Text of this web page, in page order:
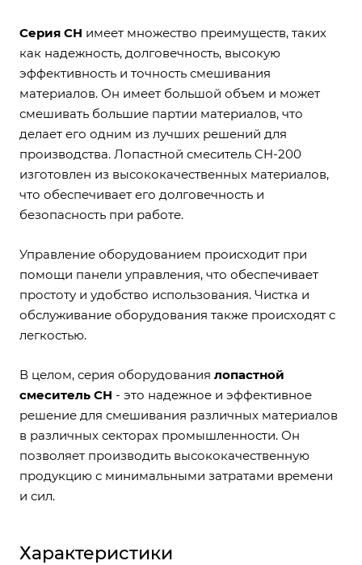
Серия CH имеет множество преимуществ, таких
как надежность, долговечность, высокую
эффективность и точность смешивания
материалов. Он имеет большой объем и может
смешивать большие партии материалов, что
делает его одним из лучших решений для
производства. Лопастной смеситель CH-200
изготовлен из высококачественных материалов,
что обеспечивает его долговечность и
безопасность при работе.
Управление оборудованием происходит при
помощи панели управления, что обеспечивает
простоту и удобство использования. Чистка и
обслуживание оборудования также происходят с
легкостью.
В целом, серия оборудования лопастной
смеситель CH - это надежное и эффективное
решение для смешивания различных материалов
в различных секторах промышленности. Он
позволяет производить высококачественную
продукцию с минимальными затратами времени
и сил.
Характеристики